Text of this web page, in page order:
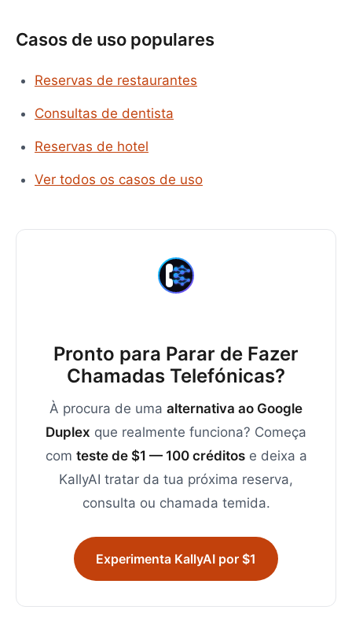
Casos de uso populares
Reservas de restaurantes
Consultas de dentista
Reservas de hotel
Ver todos os casos de uso
Pronto para Parar de Fazer
Chamadas Telefónicas?
À procura de uma alternativa ao Google
Duplex que realmente funciona? Começa
com teste de $1 — 100 créditose deixa a
KallyAI tratar da tua próxima reserva,
consulta ou chamada temida.
Experimenta KallyAI por $1